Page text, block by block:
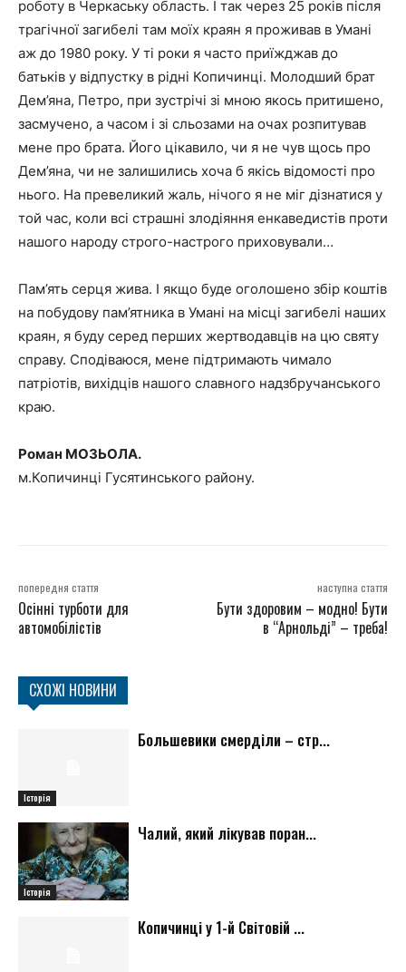
роботу в Черкаську область. І так через 25 років після
трагічної загибелі там моїх краян я проживав в Умані
аж до 1980 року. У ті роки я часто приїжджав до
батьків у відпустку в рідні Копичинці. Молодший брат
Дем’яна, Петро, при зустрічі зі мною якось притишено,
засмучено, а часом і зі сльозами на очах розпитував
мене про брата. Його цікавило, чи я не чув щось про
Дем’яна, чи не залишились хоча б якісь відомості про
нього. На превеликий жаль, нічого я не міг дізнатися у
той час, коли всі страшні злодіяння енкаведистів проти
нашого народу строго-настрого приховували…
Пам’ять серця жива. І якщо буде оголошено збір коштів
на побудову пам’ятника в Умані на місці загибелі наших
краян, я буду серед перших жертводавців на цю святу
справу. Сподіваюся, мене підтримають чимало
патріотів, вихідців нашого славного надзбручанського
краю.
Роман МОЗЬОЛА.
м.Копичинці Гусятинського району.
попередня стаття
Осінні турботи для
автомобілістів
наступна стаття
Бути здоровим – модно! Бути
в “Арнольді” – треба!
СХОЖІ НОВИНИ
Історія
Большевики смерділи – стр...
Історія
Чалий, який лікував поран...
Копичинці у 1-й Світовій ...